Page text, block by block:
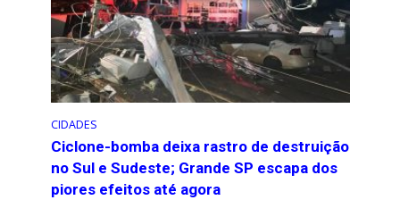
CIDADES
Ciclone-bomba deixa rastro de destruição
no Sul e Sudeste; Grande SP escapa dos
piores efeitos até agora